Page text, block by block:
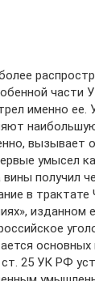
части
именно
вызывает
умысел
получил
в трактате
изданном
основных
25 УК РФ